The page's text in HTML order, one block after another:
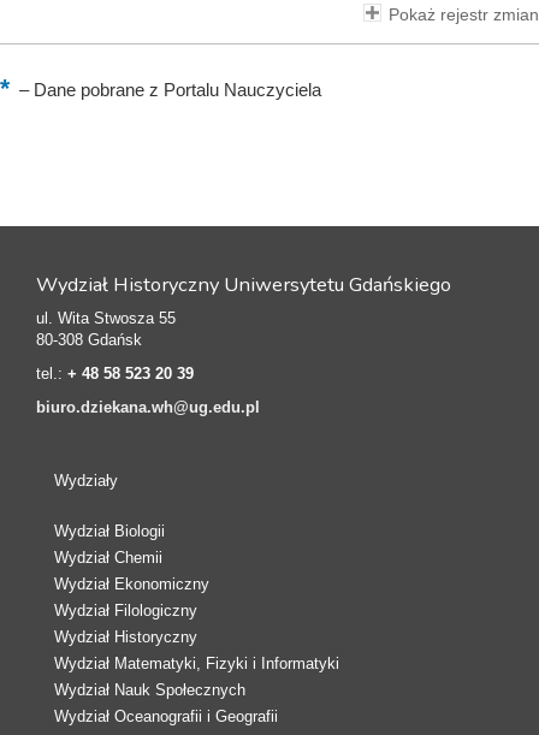
Pokaż rejestr zmian
–Dane pobrane z Portalu Nauczyciela
Wydział Historyczny Uniwersytetu Gdańskiego
ul. Wita Stwosza 55
80-308 Gdańsk
tel.: + 48 58 523 20 39
biuro.dziekana.wh@ug.edu.pl
Wydziały
Wydział Biologii
Wydział Chemii
Wydział Ekonomiczny
Wydział Filologiczny
Wydział Historyczny
Wydział Matematyki, Fizyki i Informatyki
Wydział Nauk Społecznych
Wydział Oceanografii i Geografii